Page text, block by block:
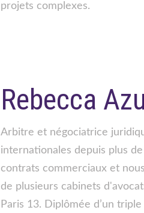
projets complexes.
Rebecca
Arbitre et négociatrice
internationales depuis plus
contrats commerciaux et
de plusieurs cabinets
Paris 13. Diplômée d’un